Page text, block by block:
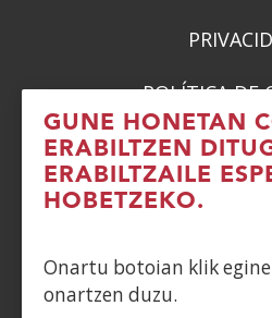
GUNE HONETAN
ERABILTZEN
ERABILTZAILE
HOBETZEKO.
Onartu botoian klik
onartzen duzu.
POLÍTICA DE